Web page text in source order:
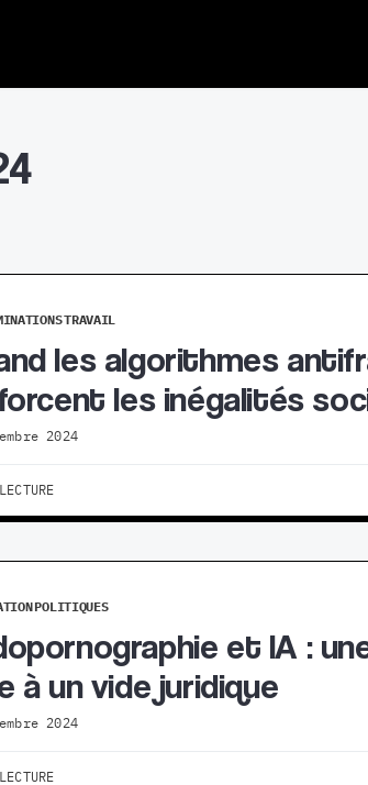
TRAVAIL
les algorithmes
les inégalités
2024
POLITIQUES
et IA :
à un vide juridique
2024